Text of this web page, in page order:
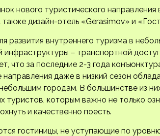
нового туристического направления
дизайн-отель «Gerasimov» и
развития внутреннего туризма в
– транспортной
что за последние 2-3 года
даже в низкий сезон
городам. В большинстве из
туристов, которым важно не только
и качественно поесть.
гостиницы, не уступающие по